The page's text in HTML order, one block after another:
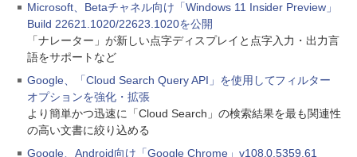
Microsoft、Betaチャネル向け「Windows 11 Insider Preview」
Build 22621.1020/22623.1020を公開
「ナレーター」が新しい点字ディスプレイと点字入力・出力言
語をサポートなど
Google、「Cloud Search Query API」を使用してフィルター
オプションを強化・拡張
より簡単かつ迅速に「Cloud Search」の検索結果を最も関連性
の高い文書に絞り込める
Google、Android向け「Google Chrome」v108.0.5359.61